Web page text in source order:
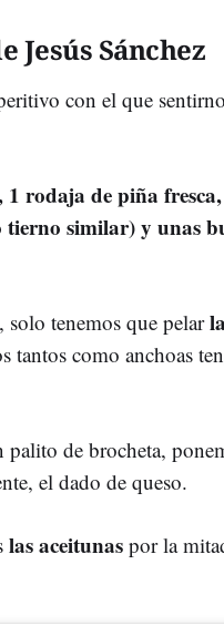
Jesús Sánchez
con el que
rodaja de piña
similar) y unas
, solo tenemos que pelar
tantos como anchoas
palito de brocheta,
el dado de queso.
las aceitunas por la